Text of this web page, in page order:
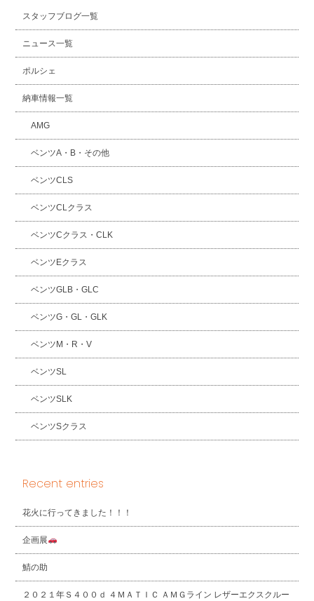
スタッフブログ一覧
ニュース一覧
ポルシェ
納車情報一覧
AMG
ベンツA・B・その他
ベンツCLS
ベンツCLクラス
ベンツCクラス・CLK
ベンツEクラス
ベンツGLB・GLC
ベンツG・GL・GLK
ベンツM・R・V
ベンツSL
ベンツSLK
ベンツSクラス
Recent entries
花火に行ってきました！！！
企画展
鯖の助
２０２１年Ｓ４００ｄ ４ＭＡＴＩＣ ＡＭＧライン レザーエクスクルー